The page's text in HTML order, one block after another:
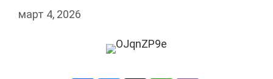
март 4, 2026